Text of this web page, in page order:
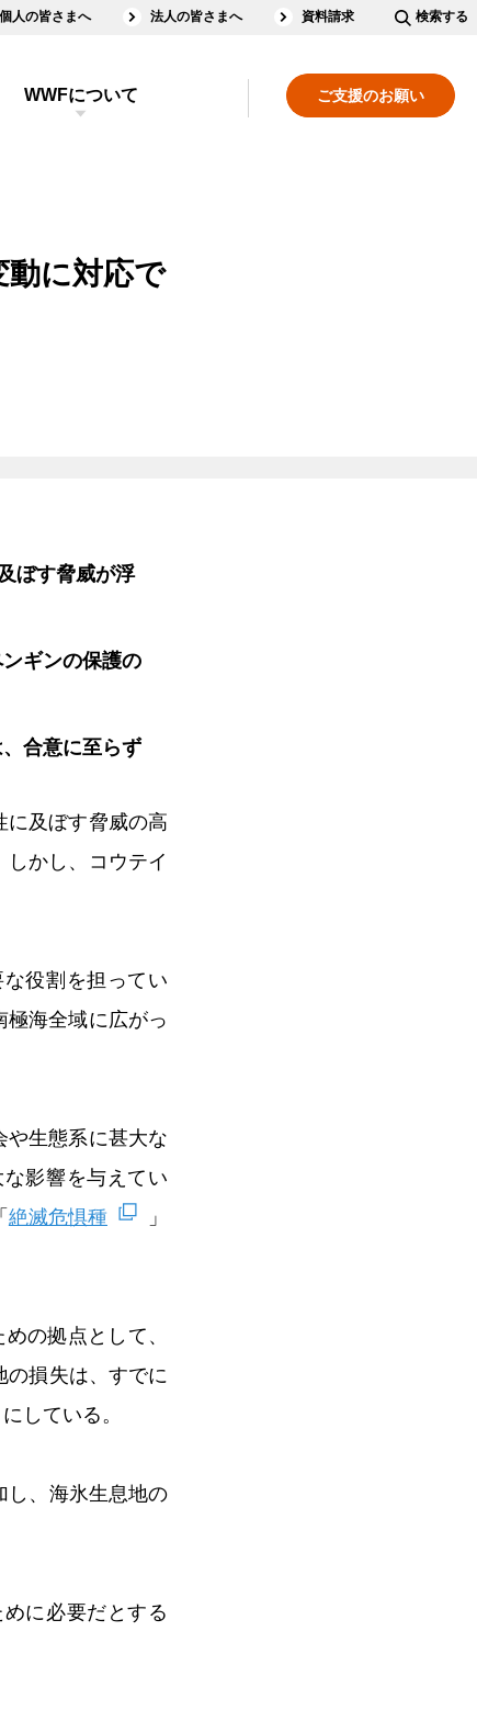
個人の皆さまへ 法人の皆さまへ 資料請求 検索する
ご支援のお願い
WWFについて
動に対応で
ぼす脅威が浮
ギンの保護の
合意に至らず
に及ぼす脅威の高
かし、コウテイ
役割を担ってい
極海全域に広がっ
や生態系に甚大な
影響を与えてい
絶滅危惧種
」
の拠点として、
の損失は、すでに
している。
し、海氷生息地の
に必要だとする